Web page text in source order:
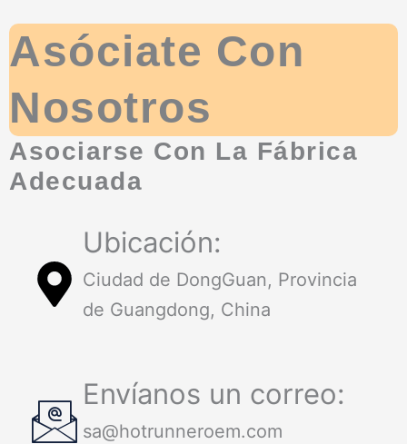
Asóciate Con
Nosotros
Asociarse Con La Fábrica
Adecuada
Ubicación:
Ciudad de DongGuan, Provincia
de Guangdong, China
Envíanos un correo:
sa@hotrunneroem.com